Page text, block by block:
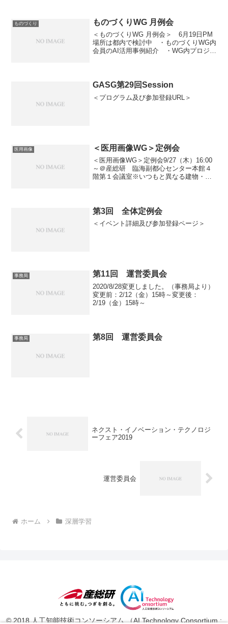
ものづくり ものづくりWG 月例会
＜ものづくりWG 月例会＞ 6月19日PM
場所は都内で検討中 ・ものづくりWG内
会員のAI活用事例紹介 ・WG内プロジェ
GASG第29回Session
＜プログラム及び参加登録URL＞
医用画像 ＜医用画像WG＞定例会
＜医用画像WG＞定例会9/27（木）16:00
～＠産総研 臨海副都心センター本館４
階第１会議室※いつもと異なる建物・会
第3回 全体定例会
＜イベント詳細及び参加登録ページ＞
事務局 第11回 運営委員会
2020/8/28変更しました。（事務局より）
変更前：2/12（金）15時～変更後：
2/19（金）15時～
事務局 第8回 運営委員会
ネクスト・イノベーション・テクノロジ
ーフェア2019
運営委員会
ホーム 深層学習
© 2018 人工知能技術コンソーシアム （AI Technology Consortium :